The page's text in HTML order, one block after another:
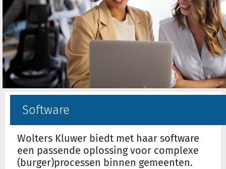
Vakgebieden
Actueel
Producten
Opleidingen
Juridisch advies
Inloggen op de kennisbank
Inloggen
Software
Wolters Kluwer biedt met haar software
een passende oplossing voor complexe
(burger)processen binnen gemeenten.